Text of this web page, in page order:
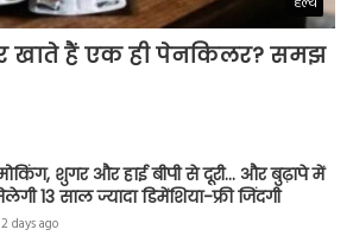
खाते हैं एक ही पेनकिलर? समझ
शुगर और हाई बीपी से दूरी… और बुढ़ापे में
13 साल ज्यादा डिमेंशिया-फ्री जिंदगी
2 days ago